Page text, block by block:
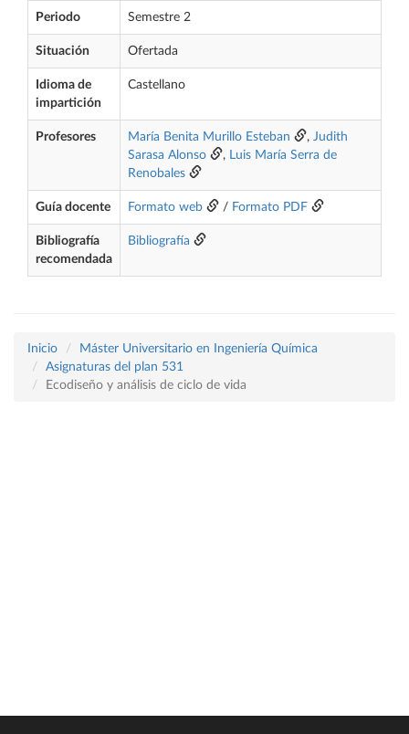
Periodo Semestre 2
Situación Ofertada
Idioma de
impartición
Castellano
Profesores María Benita Murillo Esteban , Judith
Sarasa Alonso
, Luis María Serra de
Renobales
Guía docente Formato web / Formato PDF
Bibliografía
recomendada
Bibliografía
Inicio
Máster Universitario en Ingeniería Química
Asignaturas del plan 531
Ecodiseño y análisis de ciclo de vida